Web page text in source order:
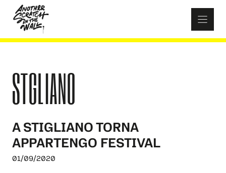
content
STGLIANO
A STIGLIANO TORNA
APPARTENGO FESTIVAL
01/09/2020